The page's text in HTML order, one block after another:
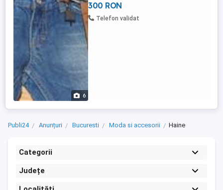
6
300 RON
Telefon validat
Publi24 Anunțuri Bucuresti Moda si accesorii Haine
Categorii
Județe